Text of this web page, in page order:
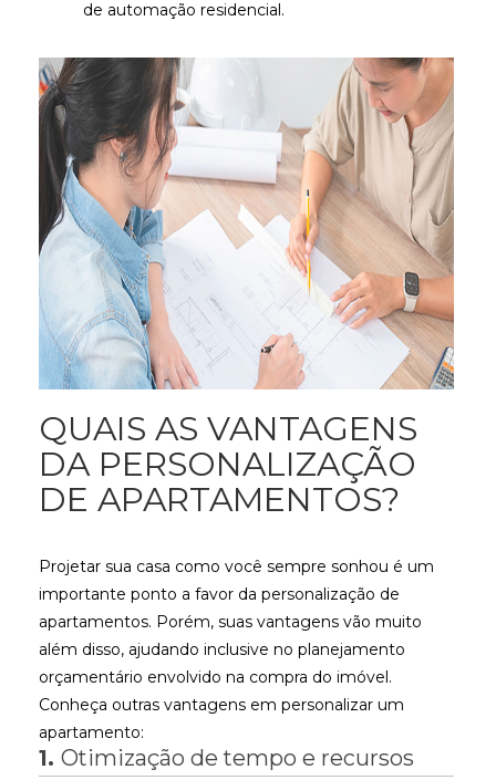
de automação residencial.
QUAIS AS VANTAGENS
DA PERSONALIZAÇÃO
DE APARTAMENTOS?
Projetar sua casa como você sempre sonhou é um
importante ponto a favor da personalização de
apartamentos. Porém, suas vantagens vão muito
além disso, ajudando inclusive no planejamento
orçamentário envolvido na compra do imóvel.
Conheça outras vantagens em personalizar um
apartamento:
1. Otimização de tempo e recursos